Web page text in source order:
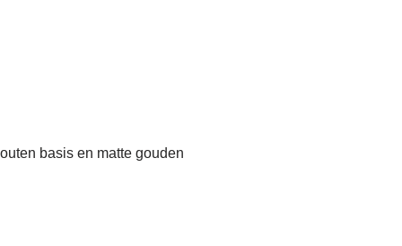
basis en matte gouden